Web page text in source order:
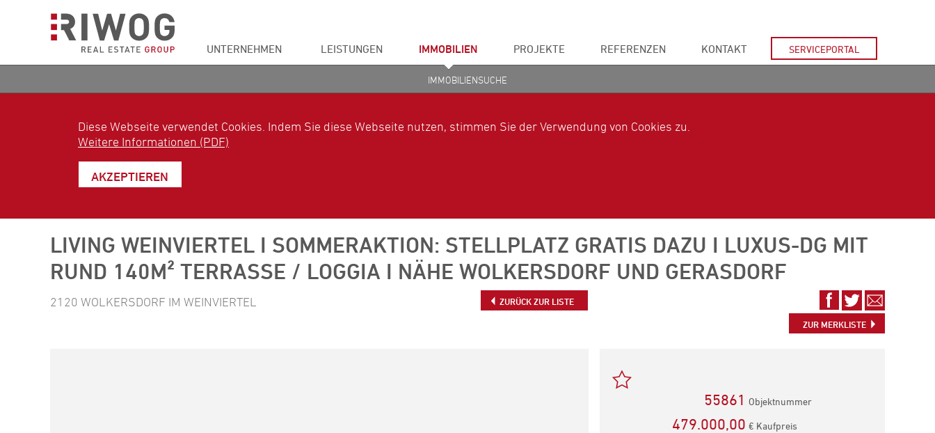
UNTERNEHMEN LEISTUNGEN IMMOBILIEN PROJEKTE REFERENZEN KONTAKT SERVICEPORTAL
IMMOBILIENSUCHE
Diese Webseite verwendet Cookies. Indem Sie diese Webseite nutzen, stimmen Sie der Verwendung von Cookies zu.
Weitere Informationen (PDF)
AKZEPTIEREN
LIVING WEINVIERTEL I SOMMERAKTION: STELLPLATZ GRATIS DAZU I LUXUS-DG MIT
RUND 140M² TERRASSE / LOGGIA I NÄHE WOLKERSDORF UND GERASDORF
2120 WOLKERSDORF IM WEINVIERTEL ZURÜCK ZUR LISTE
Auf
Facebook
teilen
Auf
Twitter
teilen
Via
E-
Mail
empfehlen
ZUR MERKLISTE
55861 Objektnummer
479.000,00 € Kaufpreis